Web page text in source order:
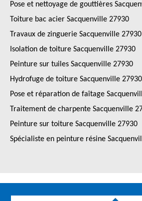
Pose et nettoyage de gouttières
Toiture bac acier Sacquenville 27930
Travaux de zinguerie Sacquenville 27930
Isolation de toiture Sacquenville 27930
Peinture sur tuiles Sacquenville 27930
Hydrofuge de toiture Sacquenville 27930
Pose et réparation de faîtage
Traitement de charpente Sacquenville
Peinture sur toiture Sacquenville 27930
Spécialiste en peinture résine